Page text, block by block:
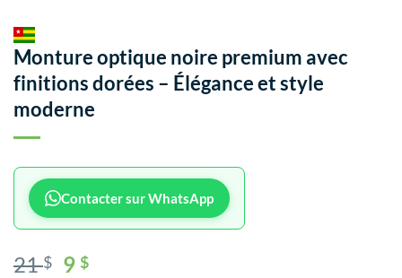
Monture optique noire premium avec
finitions dorées – Élégance et style
moderne
Contacter sur WhatsApp
21$ 9$